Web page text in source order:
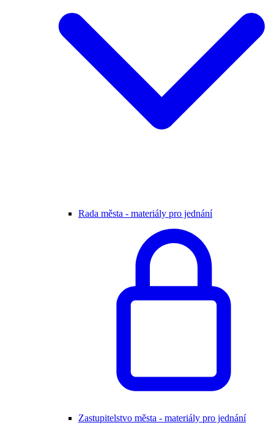
Rada města - materiály pro jednání
Zastupitelstvo města - materiály pro jednání